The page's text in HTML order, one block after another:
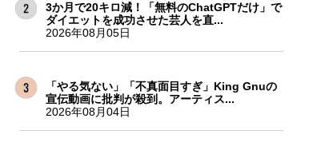
3か月で20キロ減！「無料のChatGPTだけ」で
ダイエットを成功させた芸人を直...
2026年08月05日
「やる気ない」「不真面目すぎ」King Gnuの
宣伝動画に批判が殺到。アーティス...
2026年08月04日